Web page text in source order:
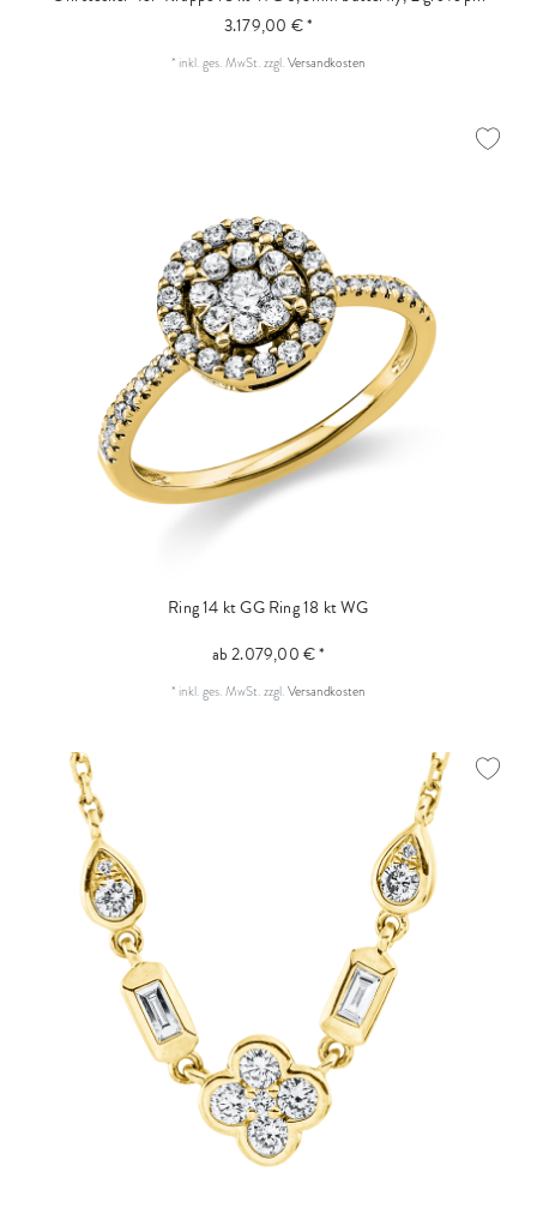
3.179,00 € *
* inkl. ges. MwSt.zzgl.Versandkosten
Ring 14 kt GGRing 18 kt WG
ab 2.079,00 € *
* inkl. ges. MwSt.zzgl.Versandkosten